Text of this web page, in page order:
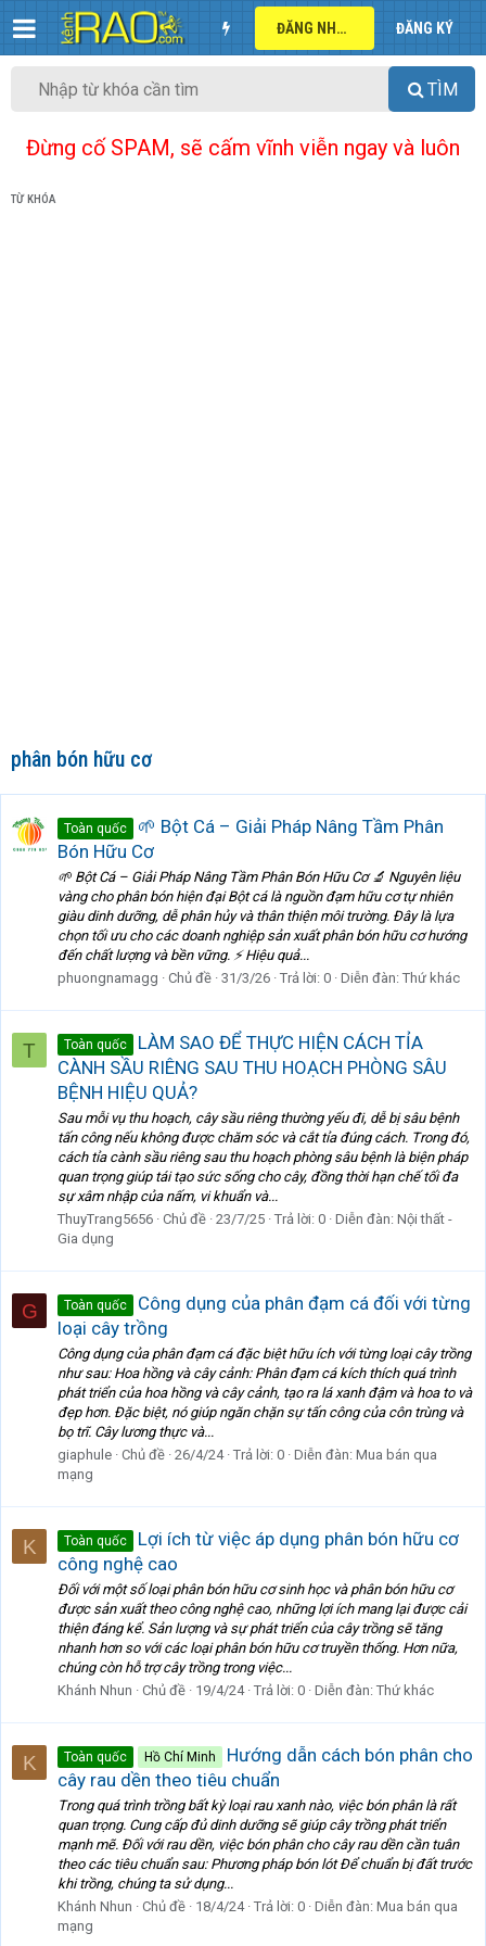
ĐĂNG NHẬP ĐĂNG KÝ
TÌM
Đừng cố SPAM, sẽ cấm vĩnh viễn ngay và luôn
TỪ KHÓA
phân bón hữu cơ
Toàn quốc
🌱 Bột Cá – Giải Pháp Nâng Tầm Phân
Bón Hữu Cơ
🌱 Bột Cá – Giải Pháp Nâng Tầm Phân Bón Hữu Cơ 🔬 Nguyên liệu
vàng cho phân bón hiện đại Bột cá là nguồn đạm hữu cơ tự nhiên
giàu dinh dưỡng, dễ phân hủy và thân thiện môi trường. Đây là lựa
chọn tối ưu cho các doanh nghiệp sản xuất phân bón hữu cơ hướng
đến chất lượng và bền vững. ⚡ Hiệu quả...
phuongnamagg
Chủ đề 31/3/26 Trả lời: 0 Diễn đàn: Thứ khác
T Toàn quốc
LÀM SAO ĐỂ THỰC HIỆN CÁCH TỈA
CÀNH SẦU RIÊNG SAU THU HOẠCH PHÒNG SÂU
BỆNH HIỆU QUẢ?
Sau mỗi vụ thu hoạch, cây sầu riêng thường yếu đi, dễ bị sâu bệnh
tấn công nếu không được chăm sóc và cắt tỉa đúng cách. Trong đó,
cách tỉa cành sầu riêng sau thu hoạch phòng sâu bệnh là biện pháp
quan trọng giúp tái tạo sức sống cho cây, đồng thời hạn chế tối đa
sự xâm nhập của nấm, vi khuẩn và...
ThuyTrang5656 Chủ đề 23/7/25 Trả lời: 0 Diễn đàn: Nội thất -
Gia dụng
G Toàn quốc
Công dụng của phân đạm cá đối với từng
loại cây trồng
Công dụng của phân đạm cá đặc biệt hữu ích với từng loại cây trồng
như sau: Hoa hồng và cây cảnh: Phân đạm cá kích thích quá trình
phát triển của hoa hồng và cây cảnh, tạo ra lá xanh đậm và hoa to và
đẹp hơn. Đặc biệt, nó giúp ngăn chặn sự tấn công của côn trùng và
bọ trĩ. Cây lương thực và...
giaphule Chủ đề 26/4/24 Trả lời: 0 Diễn đàn: Mua bán qua
mạng
K Toàn quốc
Lợi ích từ việc áp dụng phân bón hữu cơ
công nghệ cao
Đối với một số loại phân bón hữu cơ sinh học và phân bón hữu cơ
được sản xuất theo công nghệ cao, những lợi ích mang lại được cải
thiện đáng kể. Sản lượng và sự phát triển của cây trồng sẽ tăng
nhanh hơn so với các loại phân bón hữu cơ truyền thống. Hơn nữa,
chúng còn hỗ trợ cây trồng trong việc...
Khánh Nhun
Chủ đề 19/4/24 Trả lời: 0 Diễn đàn: Thứ khác
K Toàn quốc Hồ Chí Minh
Hướng dẫn cách bón phân cho
cây rau dền theo tiêu chuẩn
Trong quá trình trồng bất kỳ loại rau xanh nào, việc bón phân là rất
quan trọng. Cung cấp đủ dinh dưỡng sẽ giúp cây trồng phát triển
mạnh mẽ. Đối với rau dền, việc bón phân cho cây rau dền cần tuân
theo các tiêu chuẩn sau: Phương pháp bón lót Để chuẩn bị đất trước
khi trồng, chúng ta sử dụng...
Khánh Nhun
Chủ đề 18/4/24 Trả lời: 0 Diễn đàn: Mua bán qua
mạng